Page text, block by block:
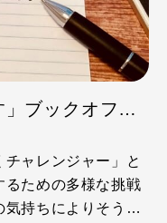
「まずやる。あとでなおす」ブックオフの社風・カルチャーをのぞき見！
チャレンジャー」と
るための多様な挑戦
持ちによりそうこ